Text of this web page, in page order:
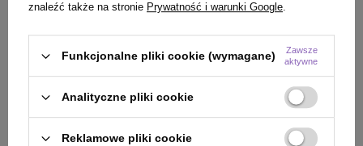
znaleźć także na stronie Prywatność i warunki Google.
Funkcjonalne pliki cookie (wymagane)
Zawsze
aktywne
Analityczne pliki cookie
Reklamowe pliki cookie